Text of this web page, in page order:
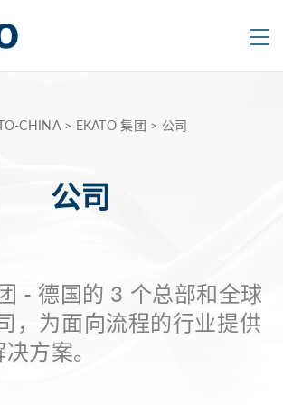
CHINA> EKATO 集团 > 公司
公司
- 德国的 3 个总部和全球
，为面向流程的行业提供
方案。